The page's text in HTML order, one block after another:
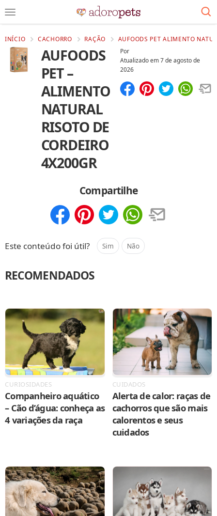
INÍCIO CACHORRO RAÇÃO AUFOODS PET ALIMENTO
AUFOODS
PET –
ALIMENTO
NATURAL
RISOTO DE
CORDEIRO
4X200GR
Por
Atualizado em7 de agosto de
2026
Compartilhe
Este conteúdo foi útil? Sim Não
RECOMENDADOS
CURIOSIDADES
Companheiro aquático
– Cão d’água: conheça as
4 variações da raça
CUIDADOS
Alerta de calor: raças de
cachorros que são mais
calorentos e seus
cuidados